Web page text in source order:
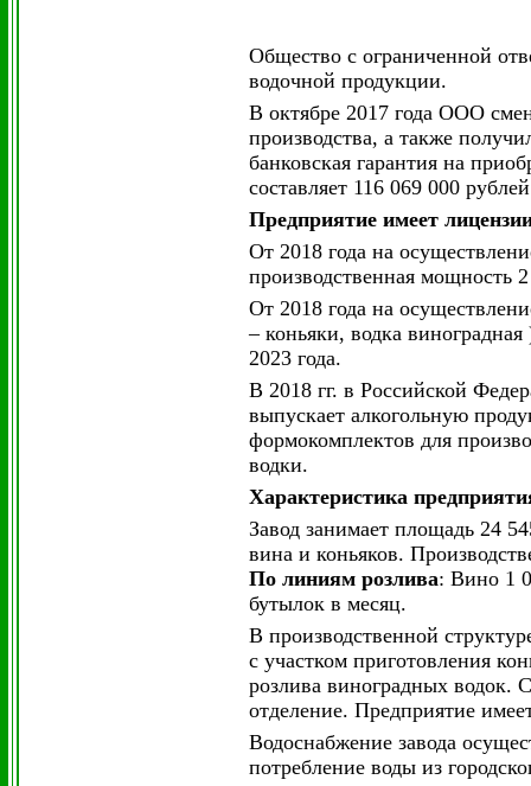
Общество с ограниченной
водочной продукции.
В октябре 2017 года ООО
производства, а также
банковская гарантия на
составляет 116 069 000
Предприятие имеет
От 2018 года на
производственная мощность
От 2018 года на
– коньяки, водка
2023 года.
В 2018 гг. в Российской
выпускает алкогольную
формокомплектов для
водки.
Характеристика
Завод занимает площадь 24
вина и коньяков.
По линиям розлива: Вино 1
бутылок в месяц.
В производственной
с участком приготовления
розлива виноградных водок.
отделение. Предприятие
Водоснабжение завода
потребление воды из